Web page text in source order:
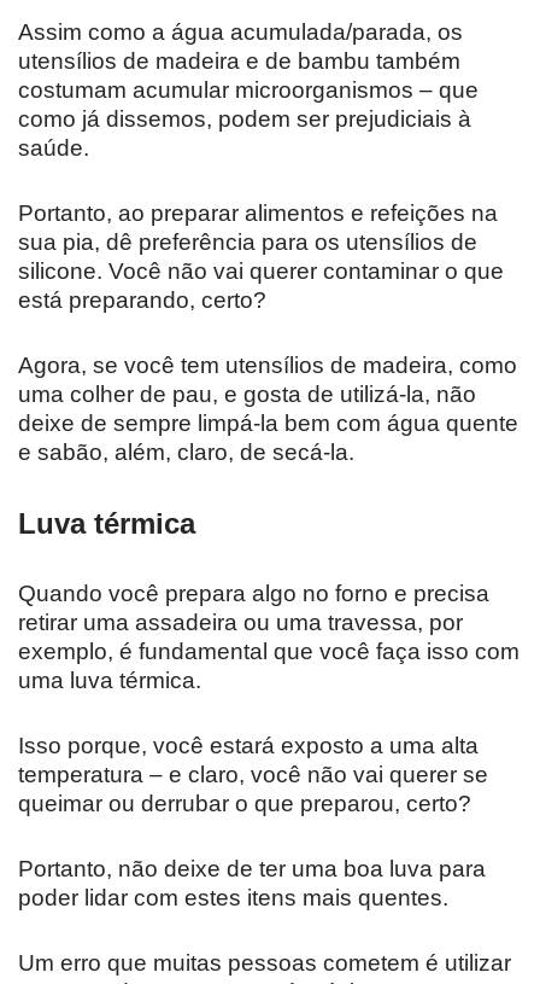
Assim como a água acumulada/parada, os
utensílios de madeira e de bambu também
costumam acumular microorganismos – que
como já dissemos, podem ser prejudiciais à
saúde.
Portanto, ao preparar alimentos e refeições na
sua pia, dê preferência para os utensílios de
silicone. Você não vai querer contaminar o que
está preparando, certo?
Agora, se você tem utensílios de madeira, como
uma colher de pau, e gosta de utilizá-la, não
deixe de sempre limpá-la bem com água quente
e sabão, além, claro, de secá-la.
Luva térmica
Quando você prepara algo no forno e precisa
retirar uma assadeira ou uma travessa, por
exemplo, é fundamental que você faça isso com
uma luva térmica.
Isso porque, você estará exposto a uma alta
temperatura – e claro, você não vai querer se
queimar ou derrubar o que preparou, certo?
Portanto, não deixe de ter uma boa luva para
poder lidar com estes itens mais quentes.
Um erro que muitas pessoas cometem é utilizar